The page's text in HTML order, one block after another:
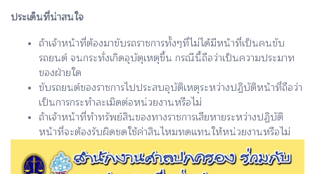
ประเด็นที่น่าสนใจ
ถ้าเจ้าหน้าที่ต้องมาขับรถราชการทั้งๆที่ไม่ได้มีหน้าที่เป็นคนขับ
รถยนต์ จนกระทั่งเกิดอุบัตุเหตุขึ้น กรณีนี้ถือว่าเป็นความประมาท
ของฝ่ายใด
ขับรถยนต์ของราชการไปประสบอุบัติเหตุระหว่างปฏิบัติหน้าที่ถือว่า
เป็นการกระทำละเมิดต่อหน่วยงานหรือไม่
ถ้าเจ้าหน้าที่ทำทรัพย์สินของทางราชการเสียหายระหว่างปฏิบัติ
หน้าที่จะต้องรับผิดชดใช้ค่าสินไหมทดแทนให้หน่วยงานหรือไม่